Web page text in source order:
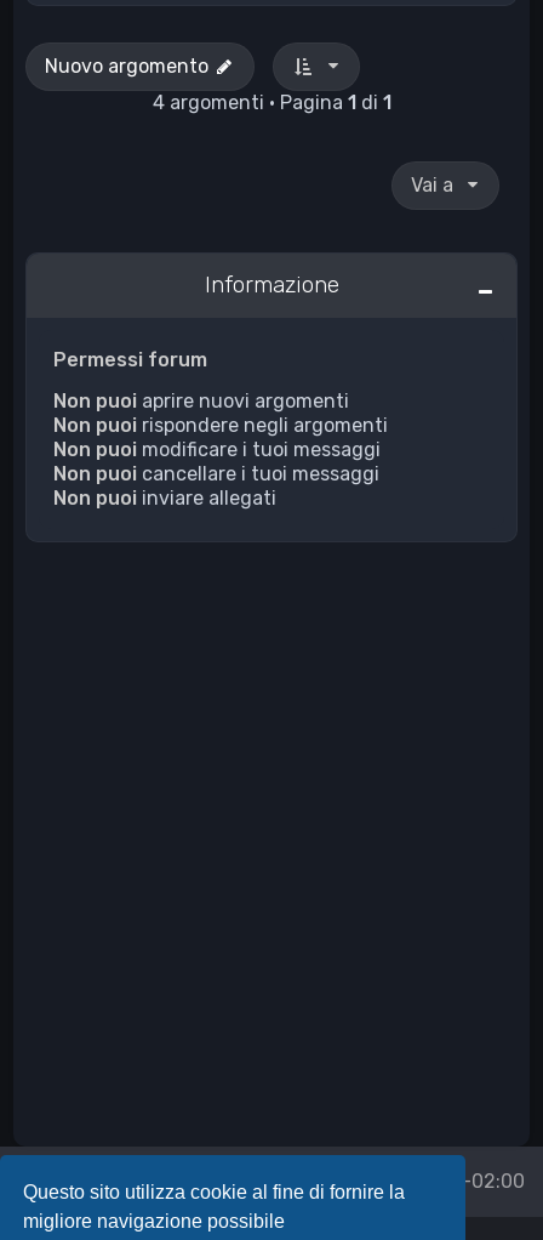
Questo sito utilizza cookie al fine di fornire la
migliore navigazione possibile
Nuovo argomento
4 argomenti • Pagina 1 di 1
Vai a
Informazione
Permessi forum
Non puoi aprire nuovi argomenti
Non puoi rispondere negli argomenti
Non puoi modificare i tuoi messaggi
Non puoi cancellare i tuoi messaggi
Non puoi inviare allegati
Forum Tutti gli orari sono UTC+02:00